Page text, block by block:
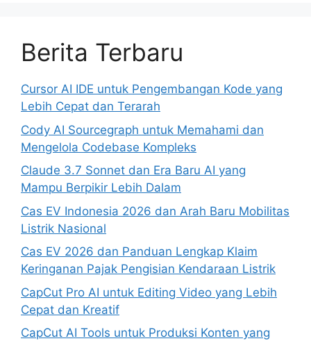
Berita Terbaru
Cursor AI IDE untuk Pengembangan Kode yang
Lebih Cepat dan Terarah
Cody AI Sourcegraph untuk Memahami dan
Mengelola Codebase Kompleks
Claude 3.7 Sonnet dan Era Baru AI yang
Mampu Berpikir Lebih Dalam
Cas EV Indonesia 2026 dan Arah Baru Mobilitas
Listrik Nasional
Cas EV 2026 dan Panduan Lengkap Klaim
Keringanan Pajak Pengisian Kendaraan Listrik
CapCut Pro AI untuk Editing Video yang Lebih
Cepat dan Kreatif
CapCut AI Tools untuk Produksi Konten yang